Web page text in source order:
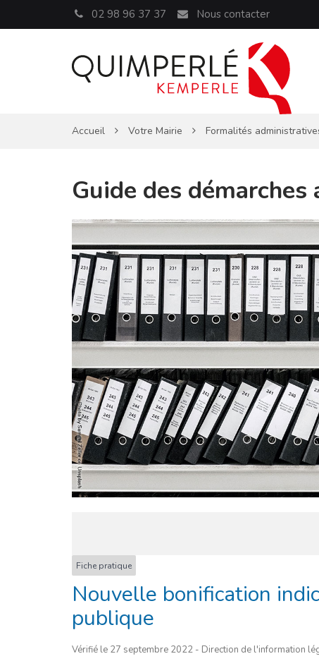
02 98 96 37 37 Nous contacter
Accueil Votre Mairie Formalités
Guide des
Fiche pratique
Nouvelle bonification
publique
Vérifié le 27 septembre 2022 - Direction de l'information